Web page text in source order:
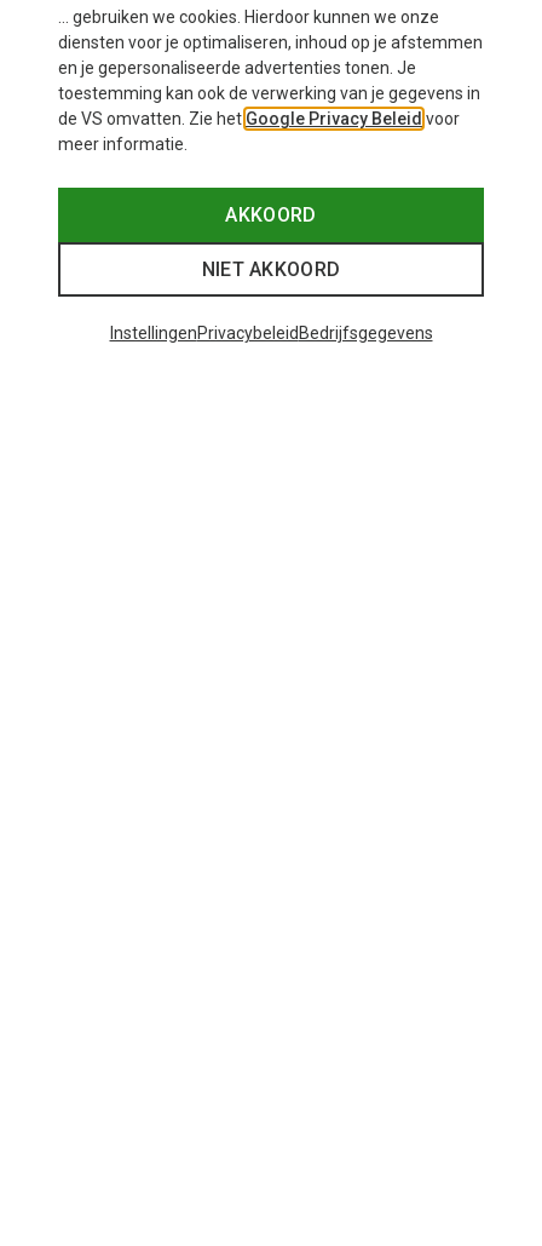
Mogelijk interessant voor je
... gebruiken we cookies. Hierdoor kunnen we onze
diensten voor je optimaliseren, inhoud op je afstemmen
en je gepersonaliseerde advertenties tonen. Je
toestemming kan ook de verwerking van je gegevens in
de VS omvatten. Zie het Google Privacy Beleid voor
meer informatie.
AKKOORD
NIET AKKOORD
InstellingenPrivacybeleid Bedrijfsgegevens